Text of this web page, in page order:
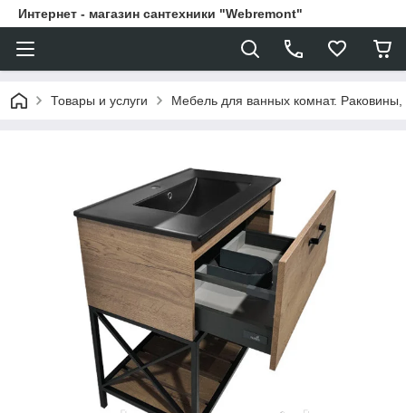
Интернет - магазин сантехники "Webremont"
Товары и услуги Мебель для ванных комнат.